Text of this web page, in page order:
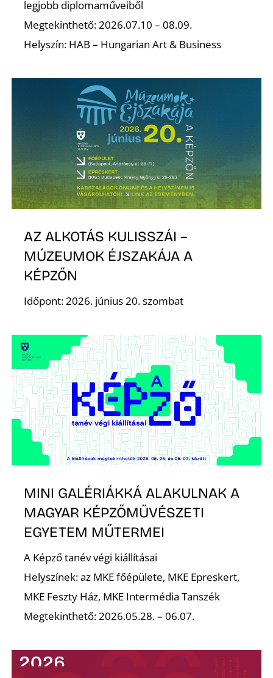
legjobb diplomaműveiből
Megtekinthető: 2026.07.10 – 08.09.
Helyszín: HAB – Hungarian Art & Business
AZ ALKOTÁS KULISSZÁI –
MÚZEUMOK ÉJSZAKÁJA A
KÉPZŐN
Időpont: 2026. június 20. szombat
MINI GALÉRIÁKKÁ ALAKULNAK A
MAGYAR KÉPZŐMŰVÉSZETI
EGYETEM MŰTERMEI
A Képző tanév végi kiállításai
Helyszínek: az MKE főépülete, MKE Epreskert,
MKE Feszty Ház, MKE Intermédia Tanszék
Megtekinthető: 2026.05.28. – 06.07.